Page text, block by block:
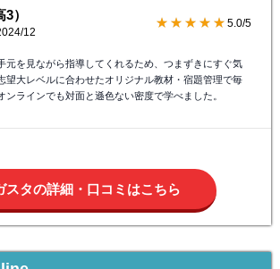
）
12
★★★★★ 5.0/5
元を見ながら指導してくれるため、つまずきにすぐ気
望大レベルに合わせたオリジナル教材・宿題管理で毎
ンラインでも対面と遜色ない密度で学べました。
スタの詳細・口コミはこちら